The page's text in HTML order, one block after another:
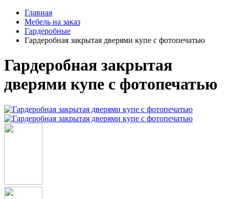
Главная
Мебель на заказ
Гардеробные
Гардеробная закрытая дверями купе с фотопечатью
Гардеробная закрытая
дверями купе с фотопечатью